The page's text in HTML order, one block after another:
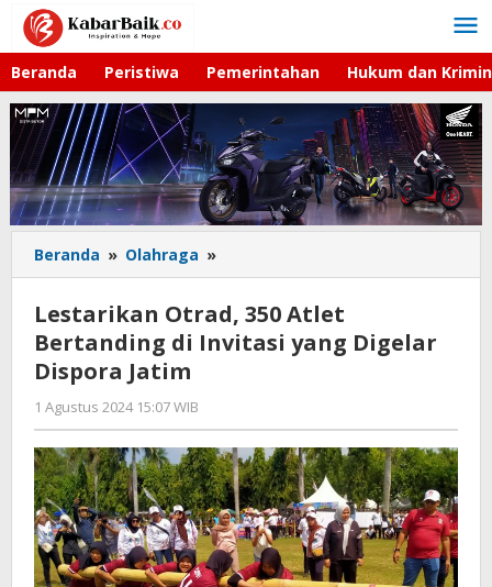
Lewati
konten
Beranda Peristiwa Pemerintahan Hukum dan
Beranda » Olahraga »
Otrad,
350
Atlet
Bertanding
Dispora
Jatim
Lestarikan Otrad, 350 Atlet
Bertanding di Invitasi yang Digelar
Dispora Jatim
1 Agustus 2024 15:07 WIB
Dian
Kurniawan